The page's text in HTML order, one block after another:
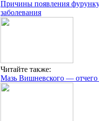
Причины появления
заболевания
Читайте также:
Мазь Вишневского — отчего